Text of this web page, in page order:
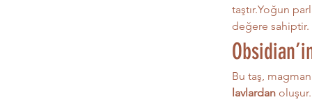
taştır.Yoğun
değere sahiptir.
Bu taş,
lavlardan